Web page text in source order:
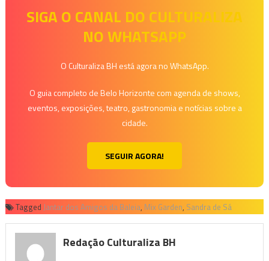
SIGA O CANAL DO CULTURALIZA
NO WHATSAPP
O Culturaliza BH está agora no WhatsApp.
O guia completo de Belo Horizonte com agenda de shows,
eventos, exposições, teatro, gastronomia e notícias sobre a
cidade.
SEGUIR AGORA!
Tagged Jantar dos Amigos da Baleia, Mix Garden, Sandra de Sá
Redação Culturaliza BH